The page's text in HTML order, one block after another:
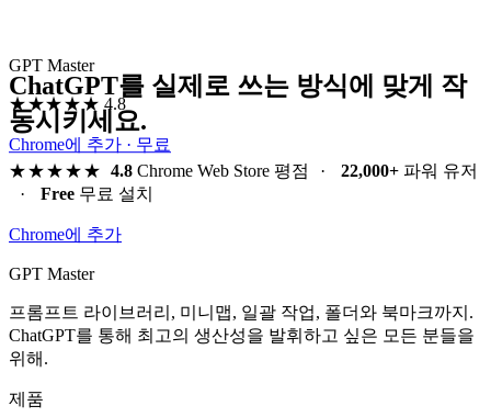
GPT Master
★★★★★ 4.8
Chrome에 추가 · 무료
ChatGPT를 실제로 쓰는 방식에 맞게 작
동시키세요.
★★★★★ 4.8Chrome Web Store 평점 · 22,000+파워 유저
·
Free 무료 설치
Chrome에 추가
GPT Master
프롬프트 라이브러리, 미니맵, 일괄 작업, 폴더와 북마크까지.
ChatGPT를 통해 최고의 생산성을 발휘하고 싶은 모든 분들을
위해.
제품